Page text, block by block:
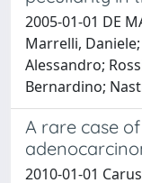
2005-01-01 DE
Marrelli, Daniele;
Alessandro;
Bernardino;
A rare case
2010-01-01